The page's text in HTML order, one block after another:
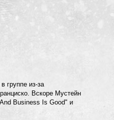
группе из-за
Вскоре Мустейн
Business Is Good" и